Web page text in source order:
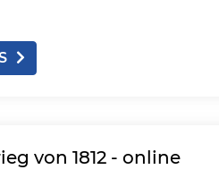
von 1812 - online